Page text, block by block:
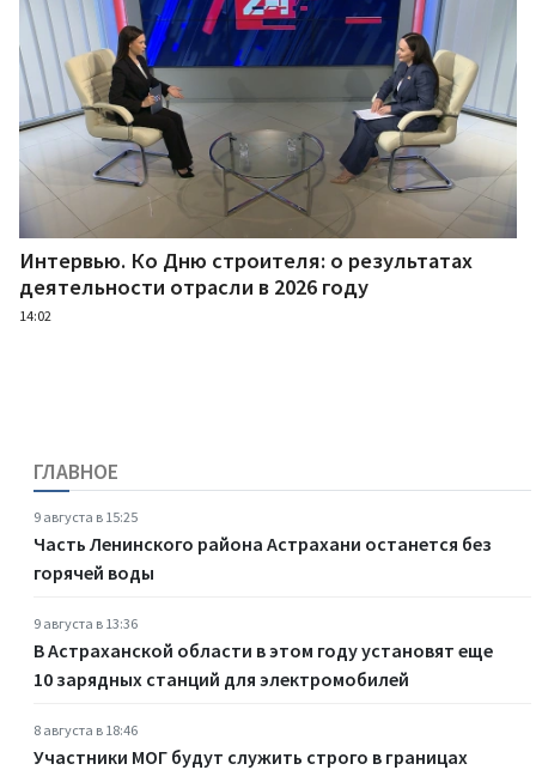
Интервью. Ко Дню строителя: о результатах
деятельности отрасли в 2026 году
14:02
ГЛАВНОЕ
9 августа в 15:25
Часть Ленинского района Астрахани останется без
горячей воды
9 августа в 13:36
В Астраханской области в этом году установят еще
10 зарядных станций для электромобилей
8 августа в 18:46
Участники МОГ будут служить строго в границах